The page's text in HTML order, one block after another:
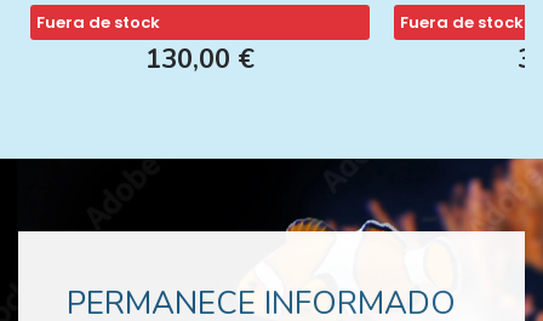
Fuera de stock
130,00 €
Fuera de stock
PERMANECE INFORMADO